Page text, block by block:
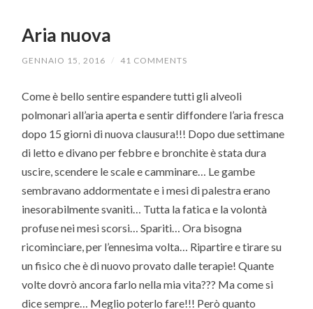
Aria nuova
GENNAIO 15, 2016 / 41 COMMENTS
Come è bello sentire espandere tutti gli alveoli
polmonari all’aria aperta e sentir diffondere l’aria fresca
dopo 15 giorni di nuova clausura!!! Dopo due settimane
di letto e divano per febbre e bronchite è stata dura
uscire, scendere le scale e camminare… Le gambe
sembravano addormentate e i mesi di palestra erano
inesorabilmente svaniti… Tutta la fatica e la volontà
profuse nei mesi scorsi… Spariti… Ora bisogna
ricominciare, per l’ennesima volta… Ripartire e tirare su
un fisico che è di nuovo provato dalle terapie! Quante
volte dovrò ancora farlo nella mia vita??? Ma come si
dice sempre… Meglio poterlo fare!!! Però quanto